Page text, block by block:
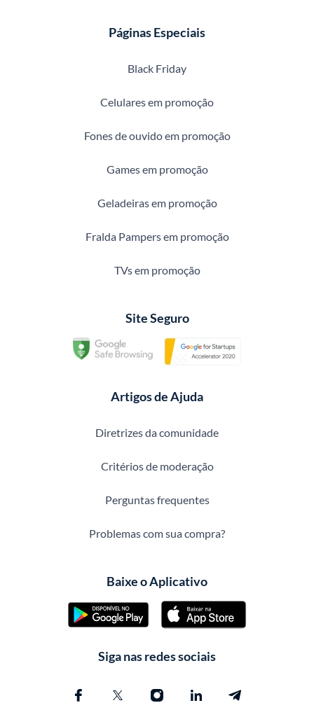
Páginas Especiais
Black Friday
Celulares em promoção
Fones de ouvido em promoção
Games em promoção
Geladeiras em promoção
Fralda Pampers em promoção
TVs em promoção
Site Seguro
Artigos de Ajuda
Diretrizes da comunidade
Critérios de moderação
Perguntas frequentes
Problemas com sua compra?
Baixe o Aplicativo
Siga nas redes sociais